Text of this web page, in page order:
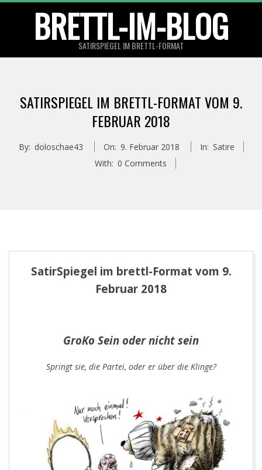
BRETTL-IM-BLOG
SATIRSPIEGEL IM BRETTL-FORMAT
Menu
SATIRSPIEGEL IM BRETTL-FORMAT VOM 9.
FEBRUAR 2018
By: doloschae43 On: 9. Februar 2018 In: Satire
With: 0 Comments
SatirSpiegel im brettl-Format vom 9.
Februar 2018
GroKo Sein oder nicht sein
Springt sie, die Partei, oder er über die Klinge?